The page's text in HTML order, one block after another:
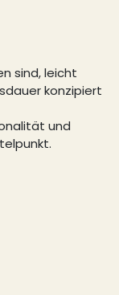
sind, leicht
konzipiert
und